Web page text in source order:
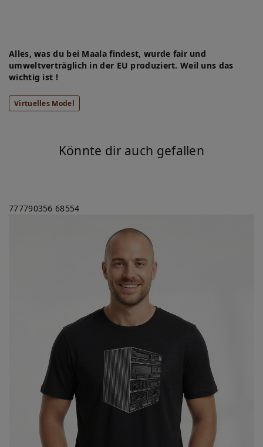
Alles, was du bei Maala findest, wurde fair und
umweltverträglich in der EU produziert. Weil uns das
wichtig ist !
Virtuelles Model
Könnte dir auch gefallen
777790356 68554